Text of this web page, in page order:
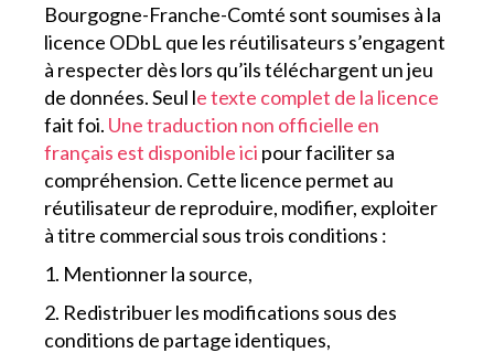
Bourgogne-Franche-Comté sont soumises à la
licence ODbL que les réutilisateurs s’engagent
à respecter dès lors qu’ils téléchargent un jeu
de données. Seul le texte complet de la licence
fait foi. Une traduction non officielle en
français est disponible ici pour faciliter sa
compréhension. Cette licence permet au
réutilisateur de reproduire, modifier, exploiter
à titre commercial sous trois conditions :
1. Mentionner la source,
2. Redistribuer les modifications sous des
conditions de partage identiques,